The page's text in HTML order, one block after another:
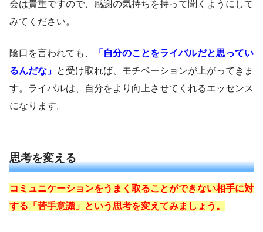
会は貴重ですので、感謝の気持ちを持って聞くようにして
みてください。
陰口を言われても、
「自分のことをライバルだと思ってい
るんだな」 と受け取れば、モチベーションが上がってきま
す。ライバルは、自分をより向上させてくれるエッセンス
になります。
思考を変える
コミュニケーションをうまく取ることができない相手に対
する「苦手意識」という思考を変えてみましょう。